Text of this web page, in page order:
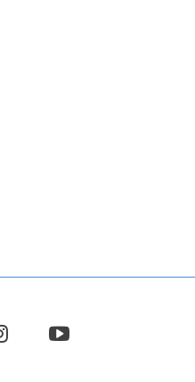
instagramyoutube